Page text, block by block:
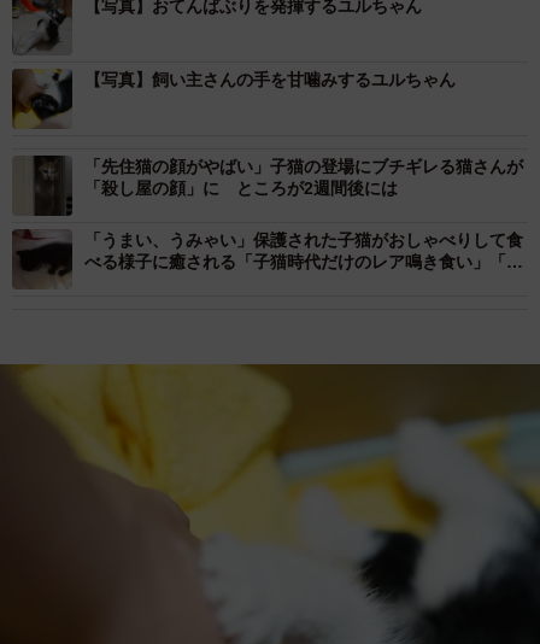
【写真】おてんばぶりを発揮するユルちゃん
【写真】飼い主さんの手を甘噛みするユルちゃん
「先住猫の顔がやばい」子猫の登場にブチギレる猫さんが
「殺し屋の顔」に ところが2週間後には
「うまい、うみゃい」保護された子猫がおしゃべりして食
べる様子に癒される「子猫時代だけのレア鳴き食い」「見